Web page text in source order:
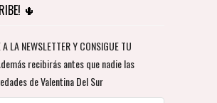
🌵
A LA NEWSLETTER Y CONSIGUE TU
recibirás antes que nadie las
de Valentina Del Sur